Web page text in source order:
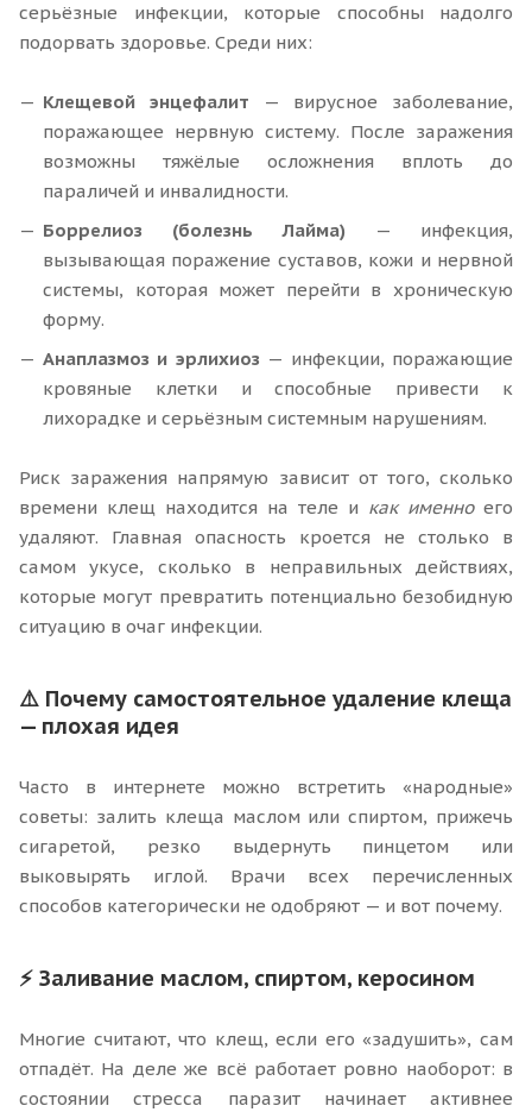
серьёзные инфекции, которые способны надолго
подорвать здоровье. Среди них:
Клещевой энцефалит — вирусное заболевание,
поражающее нервную систему. После заражения
возможны тяжёлые осложнения вплоть до
параличей и инвалидности.
Боррелиоз (болезнь Лайма) — инфекция,
вызывающая поражение суставов, кожи и нервной
системы, которая может перейти в хроническую
форму.
Анаплазмоз и эрлихиоз — инфекции, поражающие
кровяные клетки и способные привести к
лихорадке и серьёзным системным нарушениям.
Риск заражения напрямую зависит от того, сколько
времени клещ находится на теле и как именноего
удаляют. Главная опасность кроется не столько в
самом укусе, сколько в неправильных действиях,
которые могут превратить потенциально безобидную
ситуацию в очаг инфекции.
⚠️ Почему самостоятельное удаление клеща
— плохая идея
Часто в интернете можно встретить «народные»
советы: залить клеща маслом или спиртом, прижечь
сигаретой, резко выдернуть пинцетом или
выковырять иглой. Врачи всех перечисленных
способов категорически не одобряют — и вот почему.
⚡ Заливание маслом, спиртом, керосином
Многие считают, что клещ, если его «задушить», сам
отпадёт. На деле же всё работает ровно наоборот: в
состоянии стресса паразит начинает активнее